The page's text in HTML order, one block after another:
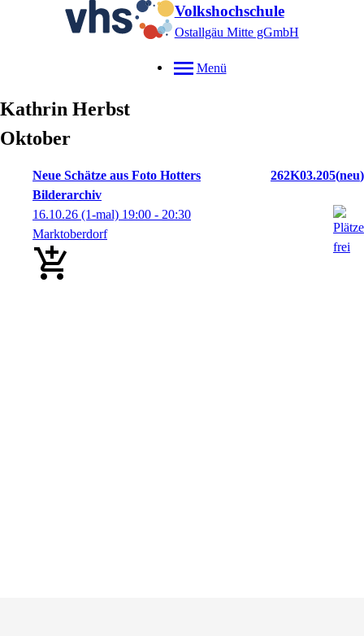
Volkshochschule
Ostallgäu Mitte gGmbH
Menü
Kathrin Herbst
Oktober
Neue Schätze aus Foto Hotters
Bilderarchiv
262K03.205 neu
16.10.26 (1-mal) 19:00 - 20:30
Marktoberdorf